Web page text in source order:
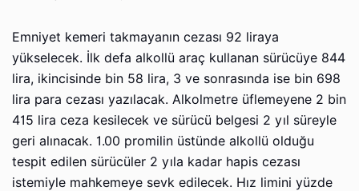
Emniyet kemeri takmayanın cezası 92 liraya
yükselecek. İlk defa alkollü araç kullanan sürücüye 844
lira, ikincisinde bin 58 lira, 3 ve sonrasında ise bin 698
lira para cezası yazılacak. Alkolmetre üflemeyene 2 bin
415 lira ceza kesilecek ve sürücü belgesi 2 yıl süreyle
geri alınacak. 1.00 promilin üstünde alkollü olduğu
tespit edilen sürücüler 2 yıla kadar hapis cezası
istemiyle mahkemeye sevk edilecek. Hız limini yüzde